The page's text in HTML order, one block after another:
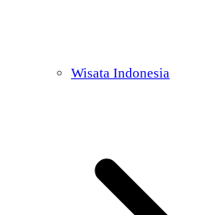
Wisata Indonesia